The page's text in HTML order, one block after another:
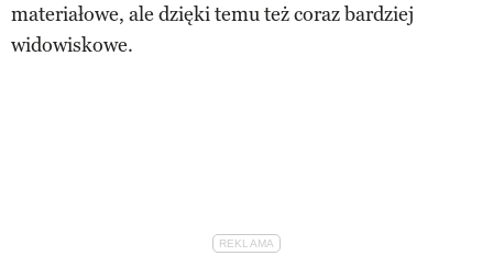
materiałowe, ale dzięki temu też coraz bardziej
widowiskowe.